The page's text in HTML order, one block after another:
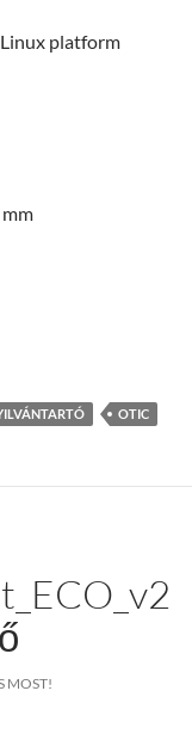
platform
OTIC
MOST!